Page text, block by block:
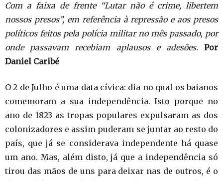
Com a faixa de frente “Lutar não é crime, libertem
nossos presos”, em referência à repressão e aos presos
políticos feitos pela polícia militar no mês passado, por
onde passavam recebiam aplausos e adesões.
Por
Daniel Caribé
O 2 de Julho é uma data cívica: dia no qual os baianos
comemoram a sua independência. Isto porque no
ano de 1823 as tropas populares expulsaram as dos
colonizadores e assim puderam se juntar ao resto do
país, que já se considerava independente há quase
um ano. Mas, além disto, já que a independência só
tirou das mãos de uns para deixar nas de outros, é o